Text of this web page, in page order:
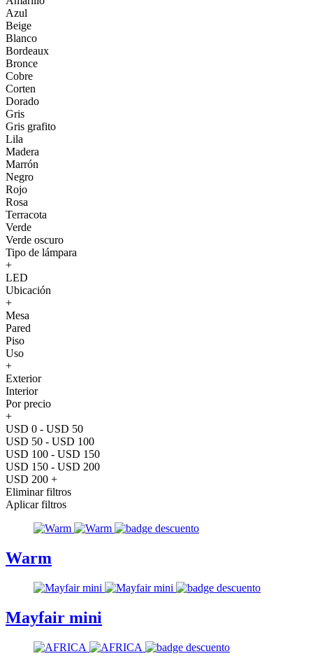
Azul
Beige
Blanco
Bordeaux
Bronce
Cobre
Corten
Dorado
Gris
Gris grafito
Lila
Madera
Marrón
Negro
Rojo
Rosa
Terracota
Verde
Verde oscuro
Tipo de lámpara
+
LED
Ubicación
+
Mesa
Pared
Piso
Uso
+
Exterior
Interior
Por precio
+
USD 0 - USD 50
USD 50 - USD 100
USD 100 - USD 150
USD 150 - USD 200
USD 200 +
Eliminar filtros
Aplicar filtros
Warm
Mayfair mini